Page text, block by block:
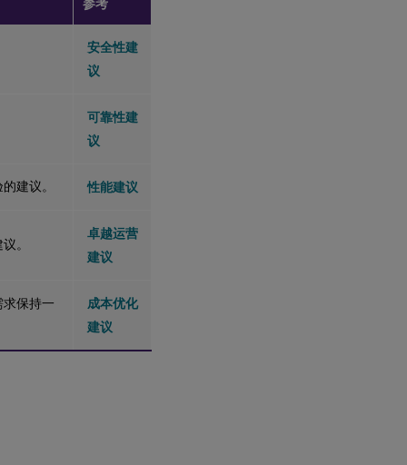
参考
安全性建
议
可靠性建
议
建议。 性能建议
。
卓越运营
建议
保持一
成本优化
建议